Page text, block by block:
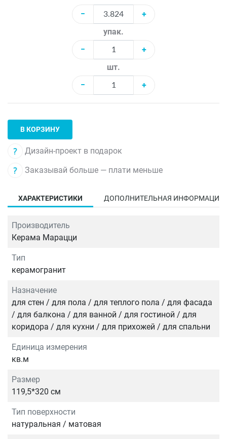
−
+
упак.
−
+
шт.
−
+
В КОРЗИНУ
Дизайн-проект в подарок
Заказывай больше — плати меньше
ХАРАКТЕРИСТИКИ ДОПОЛНИТЕЛЬНАЯ ИНФОРМАЦИЯ
Производитель
Керама Марацци
Тип
керамогранит
Назначение
для стен / для пола / для теплого пола / для фасада
/ для балкона / для ванной / для гостиной / для
коридора / для кухни / для прихожей / для спальни
Единица измерения
кв.м
Размер
119,5*320 см
Тип поверхности
натуральная / матовая